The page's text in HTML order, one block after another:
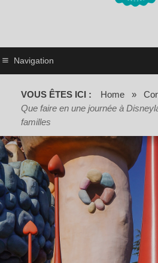
Navigation
VOUS ÊTES ICI : Home »
Que faire en une journée à
familles